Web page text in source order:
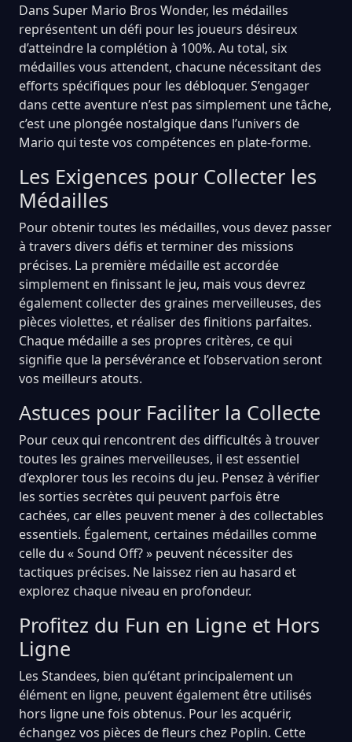
Dans Super Mario Bros Wonder, les médailles
représentent un défi pour les joueurs désireux
d’atteindre la complétion à 100%. Au total, six
médailles vous attendent, chacune nécessitant des
efforts spécifiques pour les débloquer. S’engager
dans cette aventure n’est pas simplement une tâche,
c’est une plongée nostalgique dans l’univers de
Mario qui teste vos compétences en plate-forme.
Les Exigences pour Collecter les
Médailles
Pour obtenir toutes les médailles, vous devez passer
à travers divers défis et terminer des missions
précises. La première médaille est accordée
simplement en finissant le jeu, mais vous devrez
également collecter des graines merveilleuses, des
pièces violettes, et réaliser des finitions parfaites.
Chaque médaille a ses propres critères, ce qui
signifie que la persévérance et l’observation seront
vos meilleurs atouts.
Astuces pour Faciliter la Collecte
Pour ceux qui rencontrent des difficultés à trouver
toutes les graines merveilleuses, il est essentiel
d’explorer tous les recoins du jeu. Pensez à vérifier
les sorties secrètes qui peuvent parfois être
cachées, car elles peuvent mener à des collectables
essentiels. Également, certaines médailles comme
celle du « Sound Off? » peuvent nécessiter des
tactiques précises. Ne laissez rien au hasard et
explorez chaque niveau en profondeur.
Profitez du Fun en Ligne et Hors
Ligne
Les Standees, bien qu’étant principalement un
élément en ligne, peuvent également être utilisés
hors ligne une fois obtenus. Pour les acquérir,
échangez vos pièces de fleurs chez Poplin. Cette